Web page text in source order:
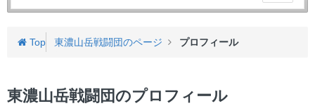
ー
Top 東濃山岳戦闘団のページ プロフィール
東濃山岳戦闘団のプロフィール